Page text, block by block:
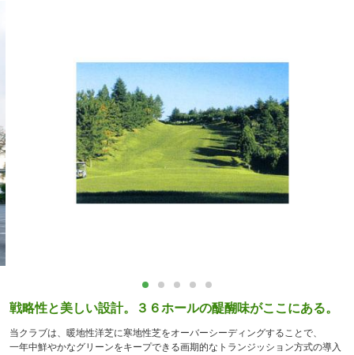
戦略性と美しい設計。３６ホールの醍醐味がここにある。
当クラブは、暖地性洋芝に寒地性芝をオーバーシーディングすることで、
一年中鮮やかなグリーンをキープできる画期的なトランジッション方式の導入